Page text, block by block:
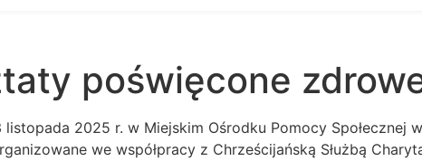
poświęcone
listopada 2025 r. w Miejskim Ośrodku Pomocy
we współpracy z Chrześcijańską Służbą